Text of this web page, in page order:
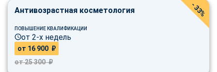
Антивозрастная косметология
ПОВЫШЕНИЕ КВАЛИФИКАЦИИ
от 2-х недель
от 16 900 ₽
от 25 300 ₽
- 33%